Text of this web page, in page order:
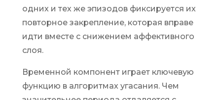
одних и тех же эпизодов фиксируется их
повторное закрепление, которая вправе
идти вместе с снижением аффективного
слоя.
Временной компонент играет ключевую
функцию в алгоритмах угасания. Чем